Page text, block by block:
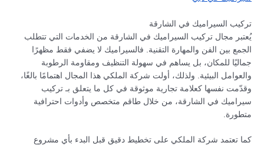
تركيب السيراميك في الشارقة
يُعتبر مجال تركيب السيراميك في الشارقة من الخدمات التي تتطلب
الجمع بين الفن والمهارة التقنية. فالسيراميك لا يضفي فقط مظهرًا
جماليًا للمكان، بل يساهم في سهولة التنظيف ومقاومة الرطوبة
والعوامل البيئية. ولذلك، أولت شركة الملكي هذا المجال اهتمامًا بالغًا،
وقدّمت نفسها كعلامة تجارية موثوقة في كل ما يتعلق بـ تركيب
سيراميك في الشارقة، من خلال طاقم متخصص وأدوات احترافية
متطورة.
كما تعتمد شركة الملكي على تخطيط دقيق قبل البدء بأي مشروع